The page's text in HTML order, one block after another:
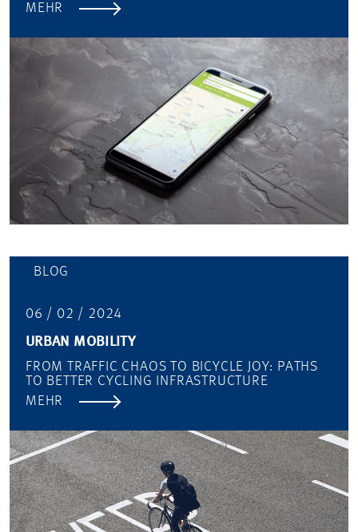
MEHR
BLOG
06 / 02 / 2024
URBAN MOBILITY
FROM TRAFFIC CHAOS TO BICYCLE JOY: PATHS
TO BETTER CYCLING INFRASTRUCTURE
MEHR